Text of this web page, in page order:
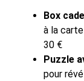
Box
à la
30 €
Puzzle
pour